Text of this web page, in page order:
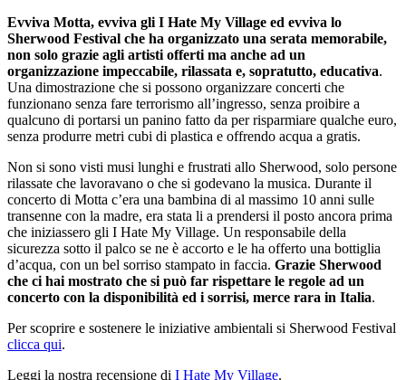
Evviva Motta, evviva gli I Hate My Village ed evviva lo
Sherwood Festival che ha organizzato una serata memorabile,
non solo grazie agli artisti offerti ma anche ad un
organizzazione impeccabile, rilassata e, sopratutto, educativa.
Una dimostrazione che si possono organizzare concerti che
funzionano senza fare terrorismo all’ingresso, senza proibire a
qualcuno di portarsi un panino fatto da per risparmiare qualche euro,
senza produrre metri cubi di plastica e offrendo acqua a gratis.
Non si sono visti musi lunghi e frustrati allo Sherwood, solo persone
rilassate che lavoravano o che si godevano la musica. Durante il
concerto di Motta c’era una bambina di al massimo 10 anni sulle
transenne con la madre, era stata li a prendersi il posto ancora prima
che iniziassero gli I Hate My Village. Un responsabile della
sicurezza sotto il palco se ne è accorto e le ha offerto una bottiglia
d’acqua, con un bel sorriso stampato in faccia. Grazie Sherwood
che ci hai mostrato che si può far rispettare le regole ad un
concerto con la disponibilità ed i sorrisi, merce rara in Italia.
Per scoprire e sostenere le iniziative ambientali si Sherwood Festival
clicca qui.
Leggi la nostra recensione di I Hate My Village.